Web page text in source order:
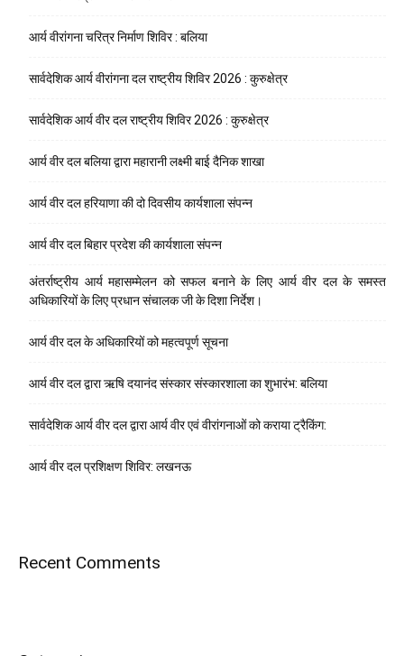
आर्य वीरांगना चरित्र निर्माण शिविर : बलिया
सार्वदेशिक आर्य वीरांगना दल राष्ट्रीय शिविर 2026 : कुरुक्षेत्र
सार्वदेशिक आर्य वीर दल राष्ट्रीय शिविर 2026 : कुरुक्षेत्र
आर्य वीर दल बलिया द्वारा महारानी लक्ष्मी बाई दैनिक शाखा
आर्य वीर दल हरियाणा की दो दिवसीय कार्यशाला संपन्न
आर्य वीर दल बिहार प्रदेश की कार्यशाला संपन्न
अंतर्राष्ट्रीय आर्य महासम्मेलन को सफल बनाने के लिए आर्य वीर दल के समस्त
अधिकारियों के लिए प्रधान संचालक जी के दिशा निर्देश।
आर्य वीर दल के अधिकारियों को महत्वपूर्ण सूचना
आर्य वीर दल द्वारा ऋषि दयानंद संस्कार संस्कारशाला का शुभारंभ: बलिया
सार्वदेशिक आर्य वीर दल द्वारा आर्य वीर एवं वीरांगनाओं को कराया ट्रैकिंग:
आर्य वीर दल प्रशिक्षण शिविर: लखनऊ
Recent Comments